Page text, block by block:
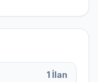
1 İlan